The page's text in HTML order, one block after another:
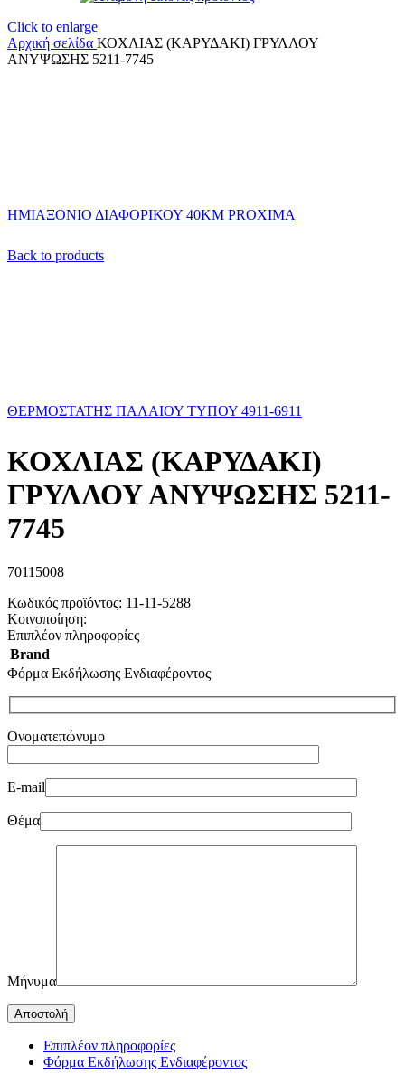
Click to enlarge
Αρχική σελίδα ΚΟΧΛΙΑΣ (ΚΑΡΥΔΑΚΙ) ΓΡΥΛΛΟΥ
ΑΝΥΨΩΣΗΣ 5211-7745
ΗΜΙΑΞΟΝΙΟ ΔΙΑΦΟΡΙΚΟΥ 40ΚΜ PROXIMA
Back to products
ΘΕΡΜΟΣΤΑΤΗΣ ΠΑΛΑΙΟΥ ΤΥΠΟΥ 4911-6911
ΚΟΧΛΙΑΣ (ΚΑΡΥΔΑΚΙ)
ΓΡΥΛΛΟΥ ΑΝΥΨΩΣΗΣ 5211-
7745
70115008
Κωδικός προϊόντος: 11-11-5288
Κοινοποίηση:
Επιπλέον πληροφορίες
Brand
Φόρμα Εκδήλωσης Ενδιαφέροντος
Ονοματεπώνυμο
E-mail
Θέμα
Μήνυμα
Επιπλέον πληροφορίες
Φόρμα Εκδήλωσης Ενδιαφέροντος